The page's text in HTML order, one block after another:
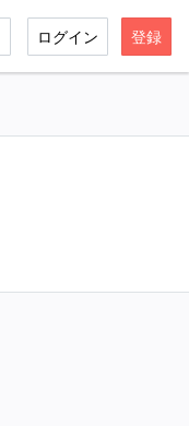
ログイン 登録